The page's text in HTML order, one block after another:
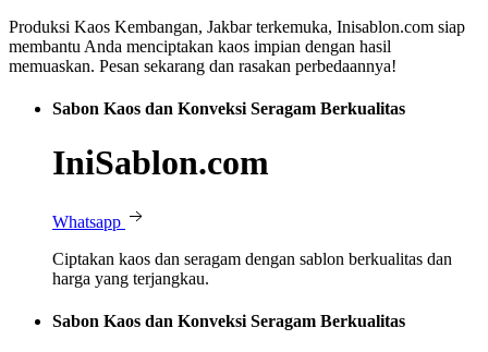
Produksi Kaos Kembangan, Jakbar terkemuka, Inisablon.com siap
membantu Anda menciptakan kaos impian dengan hasil
memuaskan. Pesan sekarang dan rasakan perbedaannya!
Sabon Kaos dan Konveksi Seragam Berkualitas
IniSablon.com
Whatsapp
Ciptakan kaos dan seragam dengan sablon berkualitas dan
harga yang terjangkau.
Sabon Kaos dan Konveksi Seragam Berkualitas